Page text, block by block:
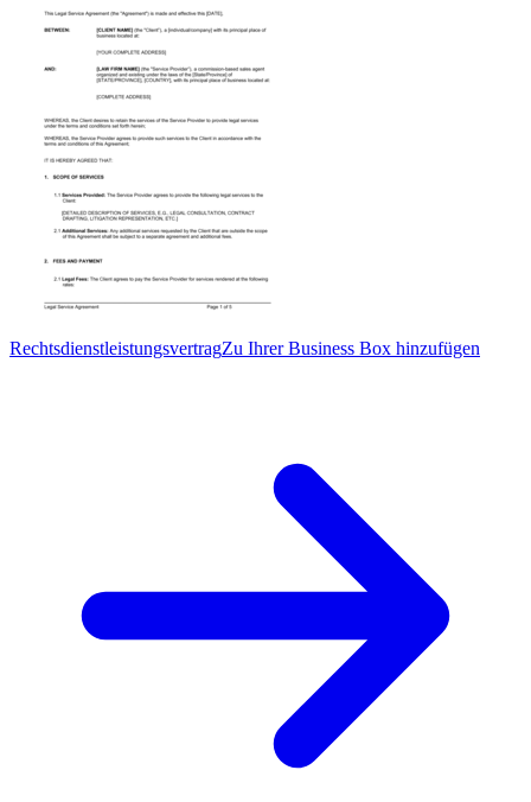
RechtsdienstleistungsvertragZu Ihrer Business Box hinzufügen